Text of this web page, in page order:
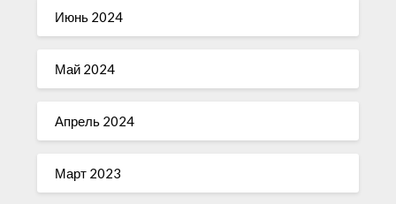
Июнь 2024
Май 2024
Апрель 2024
Март 2023